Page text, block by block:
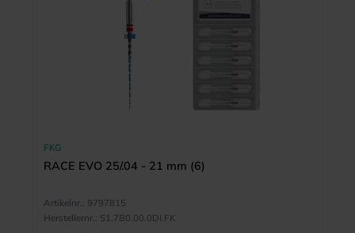
FKG
RACE EVO 25/.04 - 21 mm (6)
Artikelnr.: 9797815
Herstellernr.: S1.7B0.00.0DI.FK